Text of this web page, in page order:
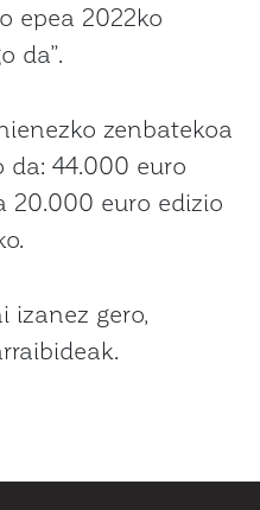
epea 2022ko
da”.
zenbatekoa
da: 44.000 euro
20.000 euro edizio
izanez gero,